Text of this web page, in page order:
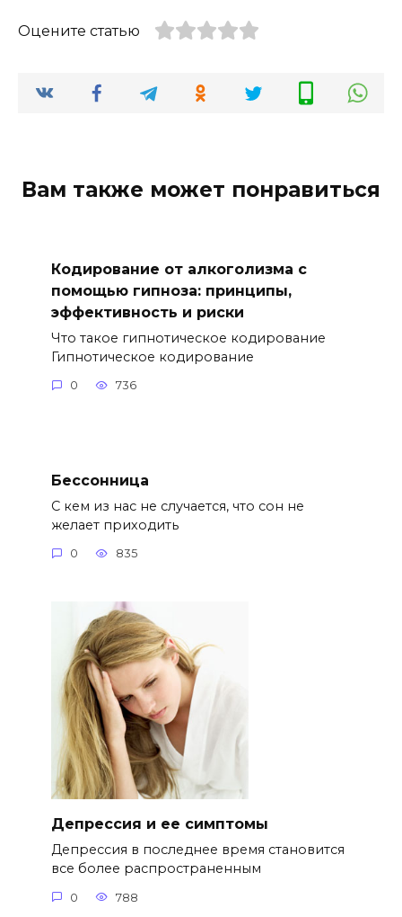
Оцените статью
Вам также может понравиться
Кодирование от алкоголизма с
помощью гипноза: принципы,
эффективность и риски
Что такое гипнотическое кодирование
Гипнотическое кодирование
0 736
Бессонница
С кем из нас не случается, что сон не
желает приходить
0 835
Депрессия и ее симптомы
Депрессия в последнее время становится
все более распространенным
0 788